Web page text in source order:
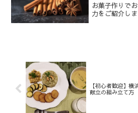
お菓子作りで
力をご紹介しま
【初心者歓迎】横
献立の組み立て方